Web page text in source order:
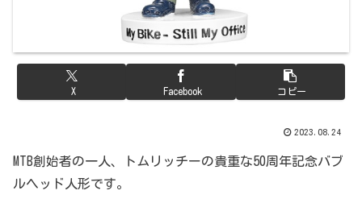
X Facebook コピー
2023.08.24
MTB創始者の一人、トムリッチーの貴重な50周年記念バブ
ルヘッド人形です。